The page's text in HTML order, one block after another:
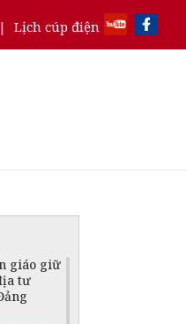
| Lịch cúp điện
giáo giữ
tư